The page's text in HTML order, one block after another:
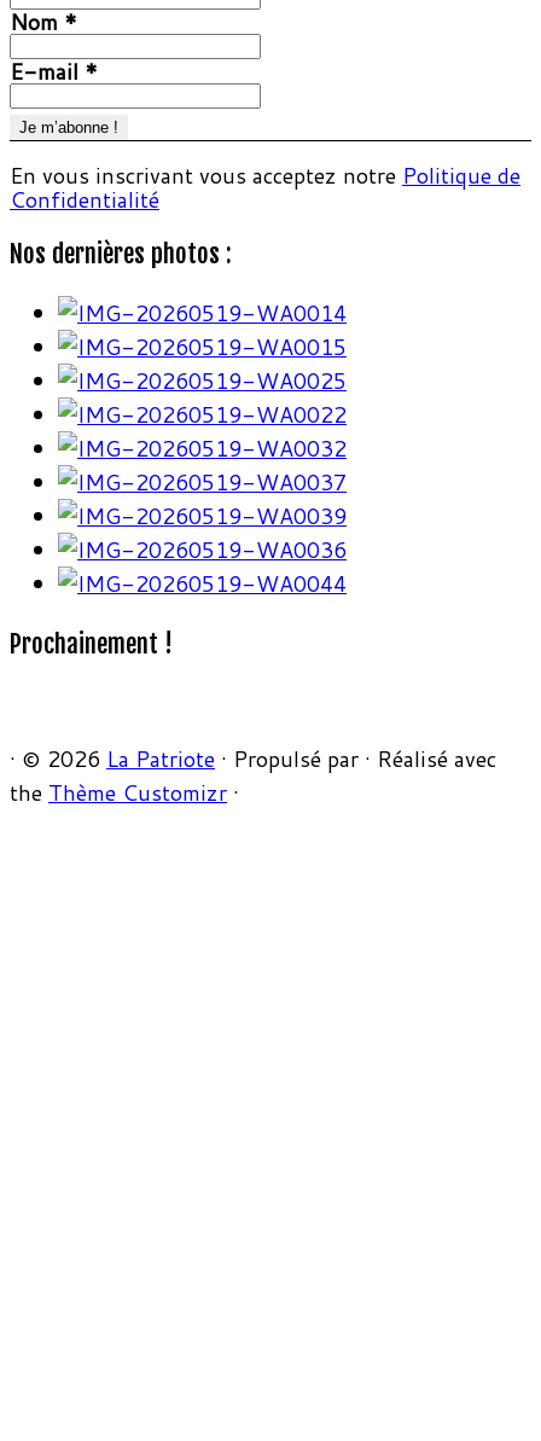
Nom *
E-mail *
En vous inscrivant vous acceptez notre Politique de
Confidentialité
Nos dernières photos :
Prochainement !
· © 2026 La Patriote · Propulsé par · Réalisé avec
the Thème Customizr ·